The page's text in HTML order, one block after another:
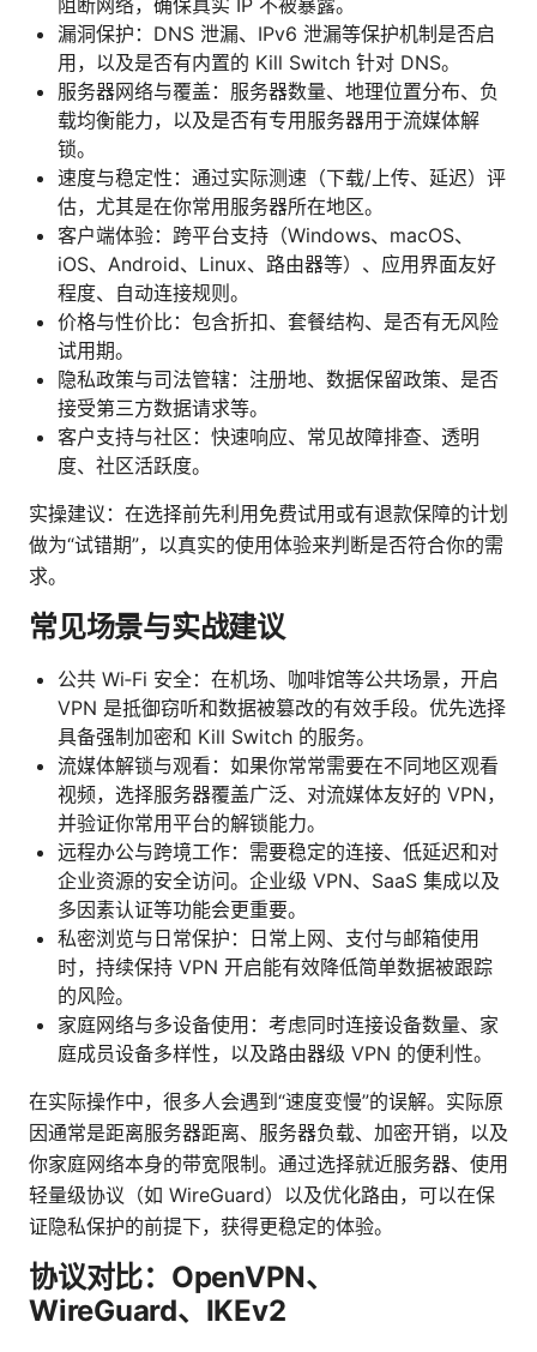
阻断网络，确保真实 IP 不被暴露。
漏洞保护：DNS 泄漏、IPv6 泄漏等保护机制是否启
用，以及是否有内置的 Kill Switch 针对 DNS。
服务器网络与覆盖：服务器数量、地理位置分布、负
载均衡能力，以及是否有专用服务器用于流媒体解
锁。
速度与稳定性：通过实际测速（下载/上传、延迟）评
估，尤其是在你常用服务器所在地区。
客户端体验：跨平台支持（Windows、macOS、
iOS、Android、Linux、路由器等）、应用界面友好
程度、自动连接规则。
价格与性价比：包含折扣、套餐结构、是否有无风险
试用期。
隐私政策与司法管辖：注册地、数据保留政策、是否
接受第三方数据请求等。
客户支持与社区：快速响应、常见故障排查、透明
度、社区活跃度。
实操建议：在选择前先利用免费试用或有退款保障的计划
做为“试错期”，以真实的使用体验来判断是否符合你的需
求。
常见场景与实战建议
公共 Wi‑Fi 安全：在机场、咖啡馆等公共场景，开启
VPN 是抵御窃听和数据被篡改的有效手段。优先选择
具备强制加密和 Kill Switch 的服务。
流媒体解锁与观看：如果你常常需要在不同地区观看
视频，选择服务器覆盖广泛、对流媒体友好的 VPN，
并验证你常用平台的解锁能力。
远程办公与跨境工作：需要稳定的连接、低延迟和对
企业资源的安全访问。企业级 VPN、SaaS 集成以及
多因素认证等功能会更重要。
私密浏览与日常保护：日常上网、支付与邮箱使用
时，持续保持 VPN 开启能有效降低简单数据被跟踪
的风险。
家庭网络与多设备使用：考虑同时连接设备数量、家
庭成员设备多样性，以及路由器级 VPN 的便利性。
在实际操作中，很多人会遇到“速度变慢”的误解。实际原
因通常是距离服务器距离、服务器负载、加密开销，以及
你家庭网络本身的带宽限制。通过选择就近服务器、使用
轻量级协议（如 WireGuard）以及优化路由，可以在保
证隐私保护的前提下，获得更稳定的体验。
协议对比：OpenVPN、
WireGuard、IKEv2